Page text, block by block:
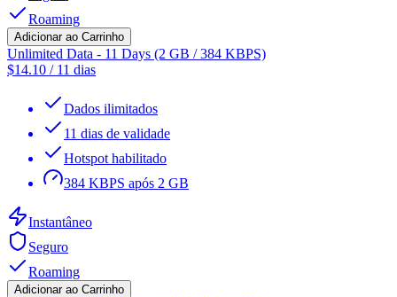
Roaming
Adicionar ao Carrinho
Unlimited Data - 11 Days (2 GB / 384 KBPS)
$14.10 / 11 dias
Dados ilimitados
11 dias de validade
Hotspot habilitado
384 KBPS após 2 GB
Instantâneo
Seguro
Roaming
Adicionar ao Carrinho